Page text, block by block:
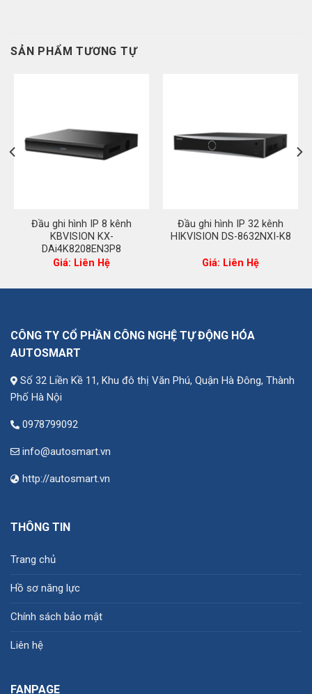
SẢN PHẨM TƯƠNG TỰ
Đầu ghi hình IP 8 kênh
KBVISION KX-
DAi4K8208EN3P8
Giá: Liên Hệ
Đầu ghi hình IP 32 kênh
HIKVISION DS-8632NXI-K8
Giá: Liên Hệ
CÔNG TY CỔ PHẦN CÔNG NGHỆ TỰ ĐỘNG HÓA
AUTOSMART
Số 32 Liền Kề 11, Khu đô thị Văn Phú, Quận Hà Đông, Thành
Phố Hà Nội
0978799092
info@autosmart.vn
http://autosmart.vn
THÔNG TIN
Trang chủ
Hồ sơ năng lực
Chính sách bảo mật
Liên hệ
FANPAGE